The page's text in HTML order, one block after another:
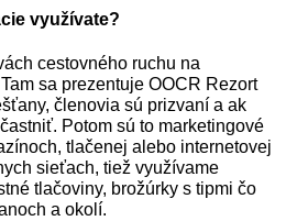
využívate?
cestovného ruchu na
sa prezentuje OOCR Rezort
členovia sú prizvaní a ak
Potom sú to marketingové
tlačenej alebo internetovej
sieťach, tiež využívame
tlačoviny, brožúrky s tipmi čo
a okolí.